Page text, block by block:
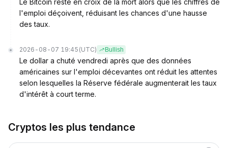
Le Bitcoin reste en croix de la mort alors que les chiffres de
l'emploi déçoivent, réduisant les chances d'une hausse
des taux.
2026-08-07 19:45 (UTC) Bullish
Le dollar a chuté vendredi après que des données
américaines sur l'emploi décevantes ont réduit les attentes
selon lesquelles la Réserve fédérale augmenterait les taux
d'intérêt à court terme.
Cryptos les plus tendance